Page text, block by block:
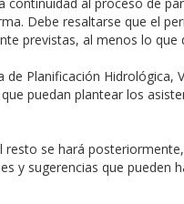
Debe resaltarse que el
previstas, al menos lo
Planificación Hidrológica,
puedan plantear los
se hará
y sugerencias que pueden